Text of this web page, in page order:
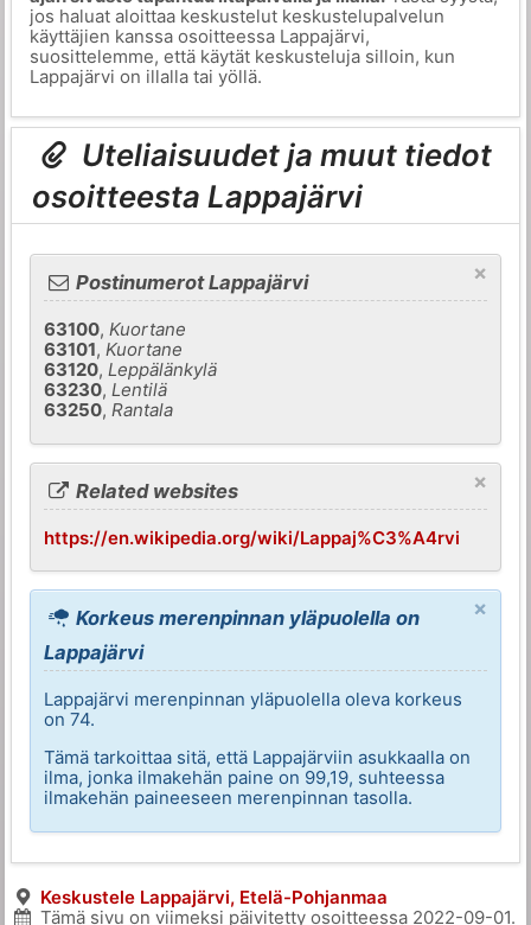
jos haluat aloittaa keskustelut keskustelupalvelun
käyttäjien kanssa osoitteessa Lappajärvi,
suosittelemme, että käytät keskusteluja silloin, kun
Lappajärvi on illalla tai yöllä.
Uteliaisuudet ja muut tiedot
osoitteesta Lappajärvi
×
Postinumerot Lappajärvi
63100,Kuortane
63101,Kuortane
63120,Leppälänkylä
63230,Lentilä
63250,Rantala
×
Related websites
https://en.wikipedia.org/wiki/Lappaj%C3%A4rvi
×
Korkeus merenpinnan yläpuolella on
Lappajärvi
Lappajärvi merenpinnan yläpuolella oleva korkeus
on 74.
Tämä tarkoittaa sitä, että Lappajärviin asukkaalla on
ilma, jonka ilmakehän paine on 99,19, suhteessa
ilmakehän paineeseen merenpinnan tasolla.
Keskustele Lappajärvi, Etelä-Pohjanmaa
Tämä sivu on viimeksi päivitetty osoitteessa 2022-09-01.